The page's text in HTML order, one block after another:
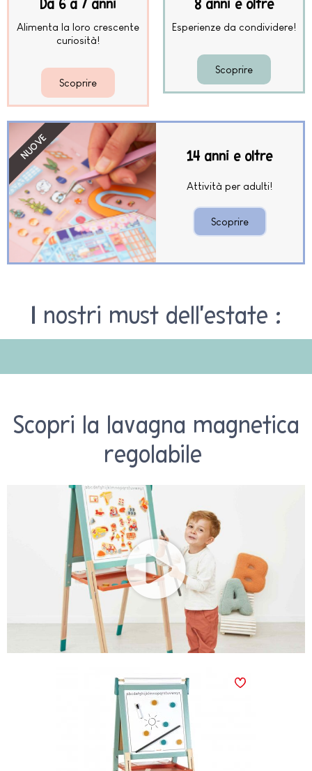
Da 6 a 7 anni
Alimenta la loro crescente
curiosità!
Scoprire
8 anni e oltre
Esperienze da condividere!
Scoprire
14 anni e oltre
Attività per adulti!
Scoprire
NUOVE
I nostri must dell'estate :
Scopri la lavagna magnetica
regolabile ​